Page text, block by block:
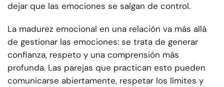
dejar que las emociones se salgan de control.
La madurez emocional en una relación va más allá
de gestionar las emociones: se trata de generar
confianza, respeto y una comprensión más
profunda. Las parejas que practican esto pueden
comunicarse abiertamente, respetar los límites y